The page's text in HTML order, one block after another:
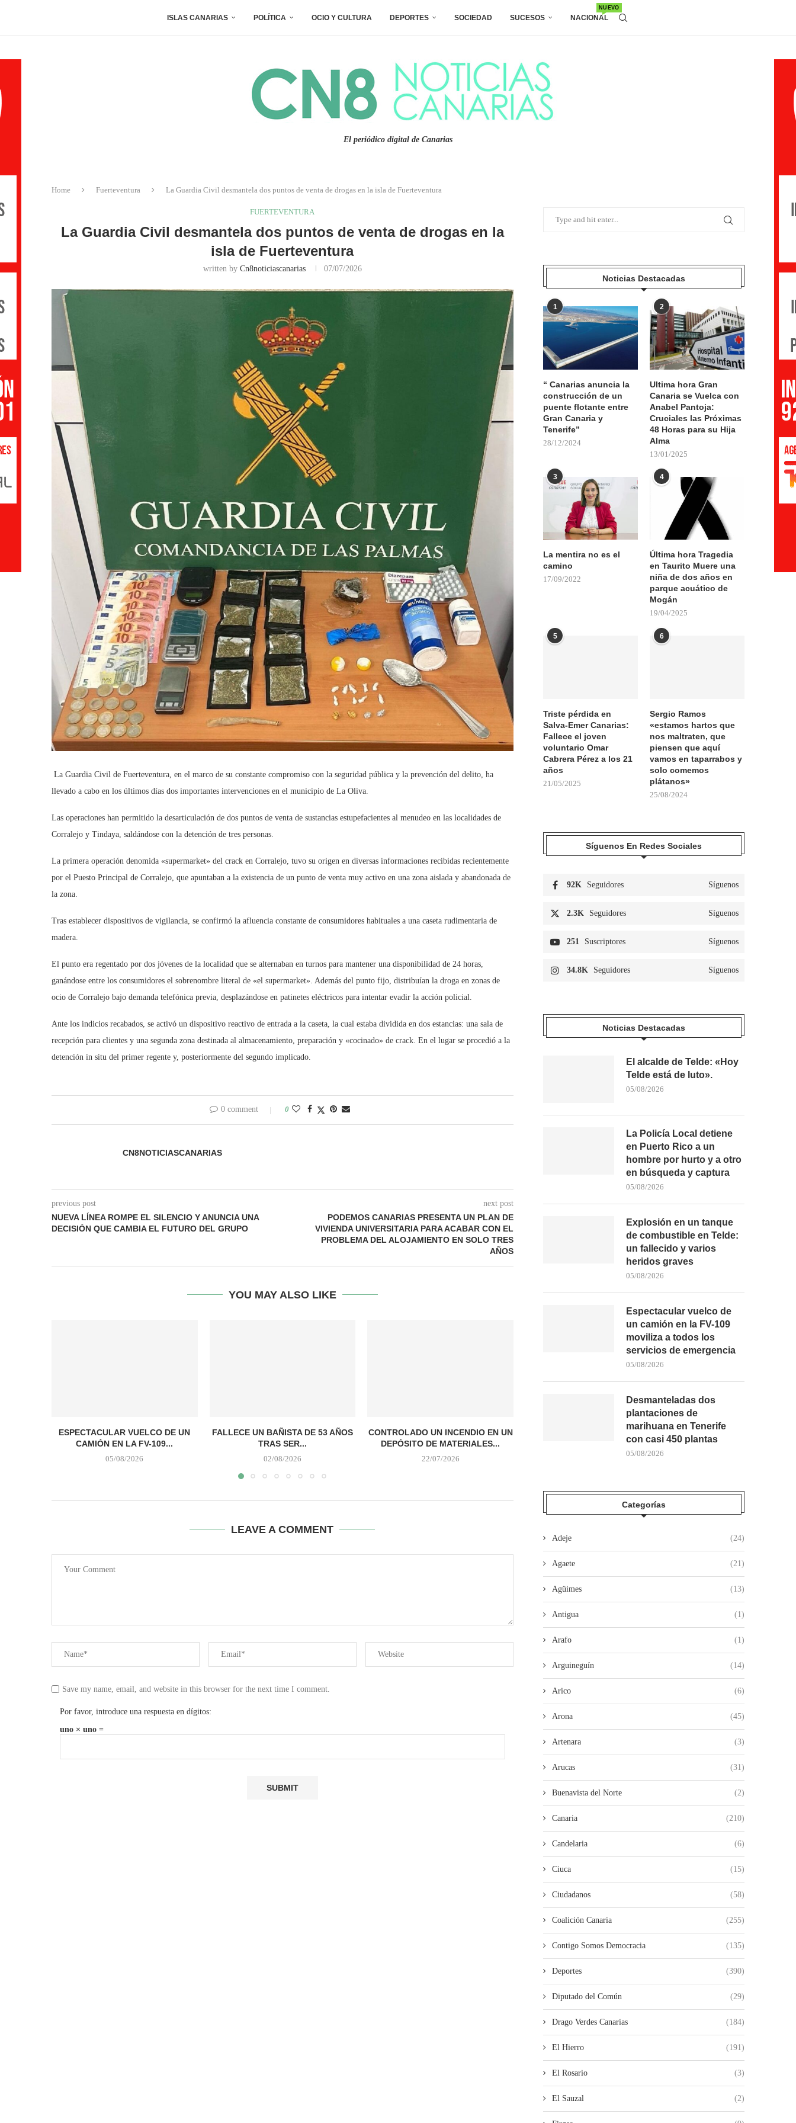
ISLAS CANARIAS POLÍTICA OCIO Y CULTURA DEPORTES SOCIEDAD SUCESOS NACIONAL
NUEVO
El periódico digital de Canarias
Home Fuerteventura La Guardia Civil desmantela dos puntos de venta de drogas en la isla de Fuerteventura
FUERTEVENTURA
La Guardia Civil desmantela dos puntos de venta de drogas en la
isla de Fuerteventura
written by Cn8noticiascanarias 07/07/2026
La Guardia Civil de Fuerteventura, en el marco de su constante compromiso con la seguridad pública y la prevención del delito, ha
llevado a cabo en los últimos días dos importantes intervenciones en el municipio de La Oliva.
Las operaciones han permitido la desarticulación de dos puntos de venta de sustancias estupefacientes al menudeo en las localidades de
Corralejo y Tindaya, saldándose con la detención de tres personas.
La primera operación denomida «supermarket» del crack en Corralejo, tuvo su origen en diversas informaciones recibidas recientemente
por el Puesto Principal de Corralejo, que apuntaban a la existencia de un punto de venta muy activo en una zona aislada y abandonada de
la zona.
Tras establecer dispositivos de vigilancia, se confirmó la afluencia constante de consumidores habituales a una caseta rudimentaria de
madera.
El punto era regentado por dos jóvenes de la localidad que se alternaban en turnos para mantener una disponibilidad de 24 horas,
ganándose entre los consumidores el sobrenombre literal de «el supermarket». Además del punto fijo, distribuían la droga en zonas de
ocio de Corralejo bajo demanda telefónica previa, desplazándose en patinetes eléctricos para intentar evadir la acción policial.
Ante los indicios recabados, se activó un dispositivo reactivo de entrada a la caseta, la cual estaba dividida en dos estancias: una sala de
recepción para clientes y una segunda zona destinada al almacenamiento, preparación y «cocinado» de crack. En el lugar se procedió a la
detención in situ del primer regente y, posteriormente del segundo implicado.
0 comment 0
CN8NOTICIASCANARIAS
previous post
NUEVA LÍNEA ROMPE EL SILENCIO Y ANUNCIA UNA
DECISIÓN QUE CAMBIA EL FUTURO DEL GRUPO
next post
PODEMOS CANARIAS PRESENTA UN PLAN DE
VIVIENDA UNIVERSITARIA PARA ACABAR CON EL
PROBLEMA DEL ALOJAMIENTO EN SOLO TRES
AÑOS
YOU MAY ALSO LIKE
ESPECTACULAR VUELCO DE UN
CAMIÓN EN LA FV-109...
05/08/2026
FALLECE UN BAÑISTA DE 53 AÑOS
TRAS SER...
02/08/2026
CONTROLADO UN INCENDIO EN UN
DEPÓSITO DE MATERIALES...
22/07/2026
CONTIGO TUINEJE CALIFICA DE
«VERGONZOSAS» LAS MENTIRAS
LA POLICÍA NACIONAL
OPERACIÓN CONJUNTA
LEAVE A COMMENT
Save my name, email, and website in this browser for the next time I comment.
Por favor, introduce una respuesta en dígitos:
uno × uno =
Noticias Destacadas
1
“ Canarias anuncia la
construcción de un
puente flotante entre
Gran Canaria y
Tenerife”
28/12/2024
2
Ultima hora Gran
Canaria se Vuelca con
Anabel Pantoja:
Cruciales las Próximas
48 Horas para su Hija
Alma
13/01/2025
3
La mentira no es el
camino
17/09/2022
4
Última hora Tragedia
en Taurito Muere una
niña de dos años en
parque acuático de
Mogán
19/04/2025
5
Triste pérdida en
Salva-Emer Canarias:
Fallece el joven
voluntario Omar
Cabrera Pérez a los 21
años
21/05/2025
6
Sergio Ramos
«estamos hartos que
nos maltraten, que
piensen que aquí
vamos en taparrabos y
solo comemos
plátanos»
25/08/2024
Síguenos En Redes Sociales
92K Seguidores Síguenos
2.3K Seguidores Síguenos
251 Suscriptores Síguenos
34.8K Seguidores Síguenos
Noticias Destacadas
El alcalde de Telde: «Hoy
Telde está de luto».
05/08/2026
La Policía Local detiene
en Puerto Rico a un
hombre por hurto y a otro
en búsqueda y captura
05/08/2026
Explosión en un tanque
de combustible en Telde:
un fallecido y varios
heridos graves
05/08/2026
Espectacular vuelco de
un camión en la FV-109
moviliza a todos los
servicios de emergencia
05/08/2026
Desmanteladas dos
plantaciones de
marihuana en Tenerife
con casi 450 plantas
05/08/2026
Categorías
Adeje (24)
Agaete (21)
Agüimes (13)
Antigua (1)
Arafo (1)
Arguineguín (14)
Arico (6)
Arona (45)
Artenara (3)
Arucas (31)
Buenavista del Norte (2)
Canaria (210)
Candelaria (6)
Ciuca (15)
Ciudadanos (58)
Coalición Canaria (255)
Contigo Somos Democracia (135)
Deportes (390)
Diputado del Común (29)
Drago Verdes Canarias (184)
El Hierro (191)
El Rosario (3)
El Sauzal (2)